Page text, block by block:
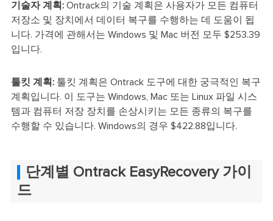
기술자 계획:Ontrack의 기술 계획은 사용자가 모든 컴퓨터
저장소 및 장치에서 데이터 복구를 수행하는 데 도움이 됩
니다. 가격에 관해서는 Windows 및 Mac 버전 모두 $253.39
입니다.
툴킷 계획:툴킷 계획은 Ontrack 도구에 대한 궁극적인 복구
계획입니다. 이 도구는 Windows, Mac 또는 Linux 파일 시스
템과 컴퓨터 저장 장치를 손상시키는 모든 종류의 복구를
수행할 수 있습니다. Windows의 경우 $422.88입니다.
단계별 Ontrack EasyRecovery 가이
드